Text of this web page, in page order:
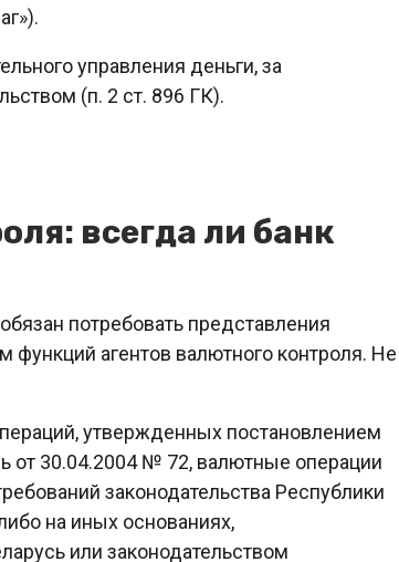
управления деньги, за
(п. 2 ст. 896 ГК).
всегда ли банк
потребовать представления
агентов валютного контроля. Не
утвержденных постановлением
от 30.04.2004 № 72, валютные операции
законодательства Республики
на иных основаниях,
или законодательством